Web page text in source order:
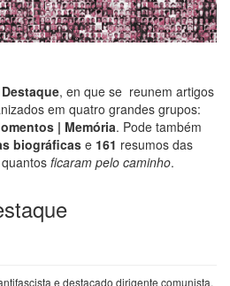
, en que se reunem artigos
em quatro grandes grupos:
| Memória. Pode também
biográficase 161 resumos das
ficaram pelo caminho.
e destacado dirigente comunista,